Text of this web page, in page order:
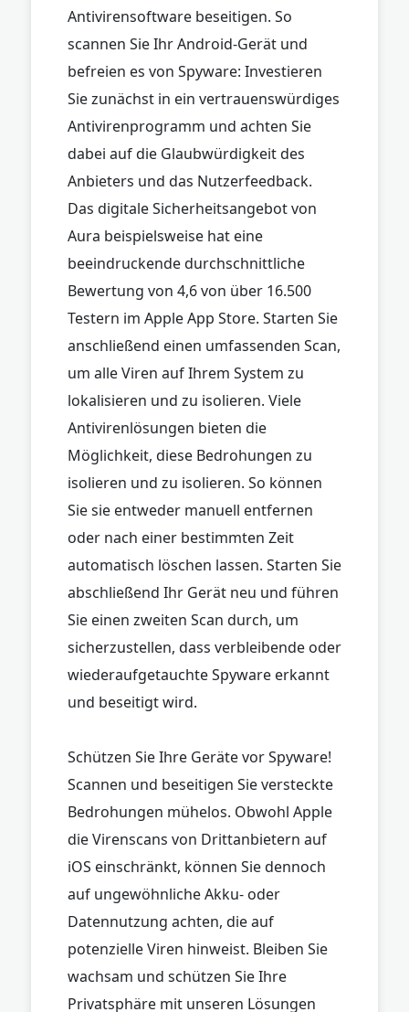
Antivirensoftware beseitigen. So
scannen Sie Ihr Android-Gerät und
befreien es von Spyware: Investieren
Sie zunächst in ein vertrauenswürdiges
Antivirenprogramm und achten Sie
dabei auf die Glaubwürdigkeit des
Anbieters und das Nutzerfeedback.
Das digitale Sicherheitsangebot von
Aura beispielsweise hat eine
beeindruckende durchschnittliche
Bewertung von 4,6 von über 16.500
Testern im Apple App Store. Starten Sie
anschließend einen umfassenden Scan,
um alle Viren auf Ihrem System zu
lokalisieren und zu isolieren. Viele
Antivirenlösungen bieten die
Möglichkeit, diese Bedrohungen zu
isolieren und zu isolieren. So können
Sie sie entweder manuell entfernen
oder nach einer bestimmten Zeit
automatisch löschen lassen. Starten Sie
abschließend Ihr Gerät neu und führen
Sie einen zweiten Scan durch, um
sicherzustellen, dass verbleibende oder
wiederaufgetauchte Spyware erkannt
und beseitigt wird.
Schützen Sie Ihre Geräte vor Spyware!
Scannen und beseitigen Sie versteckte
Bedrohungen mühelos. Obwohl Apple
die Virenscans von Drittanbietern auf
iOS einschränkt, können Sie dennoch
auf ungewöhnliche Akku- oder
Datennutzung achten, die auf
potenzielle Viren hinweist. Bleiben Sie
wachsam und schützen Sie Ihre
Privatsphäre mit unseren Lösungen